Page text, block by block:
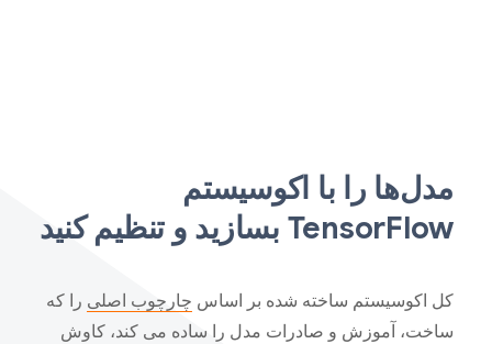
مدل‌ها را با اکوسیستم
TensorFlow بسازید و تنظیم کنید
کل اکوسیستم ساخته شده بر اساس چارچوب اصلی را که
ساخت، آموزش و صادرات مدل را ساده می کند، کاوش